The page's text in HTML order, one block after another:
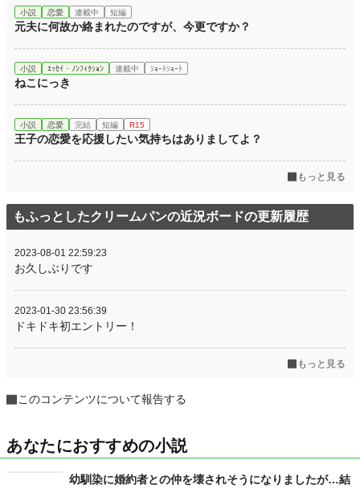
小説 恋愛 連載中 短編
元夫に何故か絡まれたのですが、今更ですか？
小説 ｴｯｾｲ・ﾉﾝﾌｨｸｼｮﾝ 連載中 ｼｮｰﾄｼｮｰﾄ
ねこにっき
小説 恋愛 完結 短編 R15
王子の恋愛を応援したい気持ちはありましてよ？
もっと見る
もふっとしたクリームパンの近況ボードの更新履歴
2023-08-01 22:59:23
お久しぶりです
2023-01-30 23:56:39
ドキドキ初エントリー！
もっと見る
このコンテンツについて報告する
あなたにおすすめの小説
幼馴染に婚約者との仲を壊されそうになりましたが…結